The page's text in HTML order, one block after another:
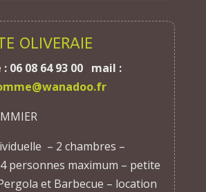
OLIVERAIE
06 08 64 93 00 mail :
– 2 chambres –
personnes maximum – petite
et Barbecue – location